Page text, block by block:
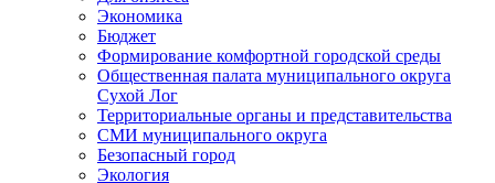
Экономика
Бюджет
Формирование комфортной городской среды
Общественная палата муниципального округа
Сухой Лог
Территориальные органы и представительства
СМИ муниципального округа
Безопасный город
Экология